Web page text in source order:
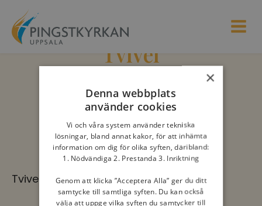
Tvivel
Tvivel
×
Denna webbplats
använder cookies
Vi och våra system använder tekniska
lösningar, bland annat kakor, för att inhämta
information om dig för olika syften, däribland:
1. Nödvändiga 2. Prestanda 3. Inriktning
Genom att klicka ”Acceptera Alla” ger du ditt
samtycke till samtliga syften. Du kan också
välja att uppge vilka syften du samtycker till